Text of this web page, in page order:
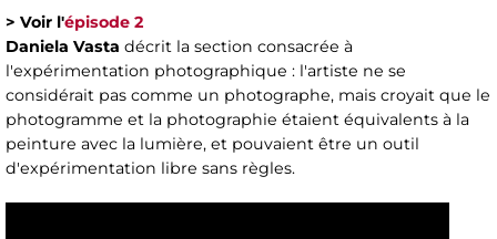
> Voir l'épisode 2
Daniela Vasta décrit la section consacrée à
l'expérimentation photographique : l'artiste ne se
considérait pas comme un photographe, mais croyait que le
photogramme et la photographie étaient équivalents à la
peinture avec la lumière, et pouvaient être un outil
d'expérimentation libre sans règles.